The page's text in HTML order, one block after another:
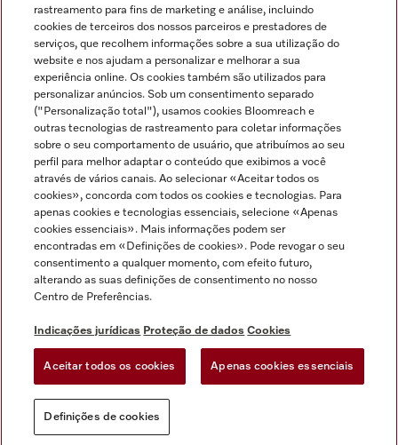
Indicações jurídicas
Condições gerais
Proteção de dados
Condições de utilização
Canal de Ética
Formulário de livre resolução
Miele no Instagram
Miele no Facebook
Miele no Youtube
rastreamento para fins de marketing e análise, incluindo
cookies de terceiros dos nossos parceiros e prestadores de
serviços, que recolhem informações sobre a sua utilização do
website e nos ajudam a personalizar e melhorar a sua
experiência online. Os cookies também são utilizados para
personalizar anúncios. Sob um consentimento separado
("Personalização total"), usamos cookies Bloomreach e
outras tecnologias de rastreamento para coletar informações
sobre o seu comportamento de usuário, que atribuímos ao seu
perfil para melhor adaptar o conteúdo que exibimos a você
através de vários canais. Ao selecionar «Aceitar todos os
cookies», concorda com todos os cookies e tecnologias. Para
apenas cookies e tecnologias essenciais, selecione «Apenas
cookies essenciais». Mais informações podem ser
encontradas em «Definições de cookies». Pode revogar o seu
consentimento a qualquer momento, com efeito futuro,
alterando as suas definições de consentimento no nosso
Centro de Preferências.
Indicações jurídicas Proteção de dados Cookies
Aceitar todos os cookies Apenas cookies essenciais
Definições de cookies